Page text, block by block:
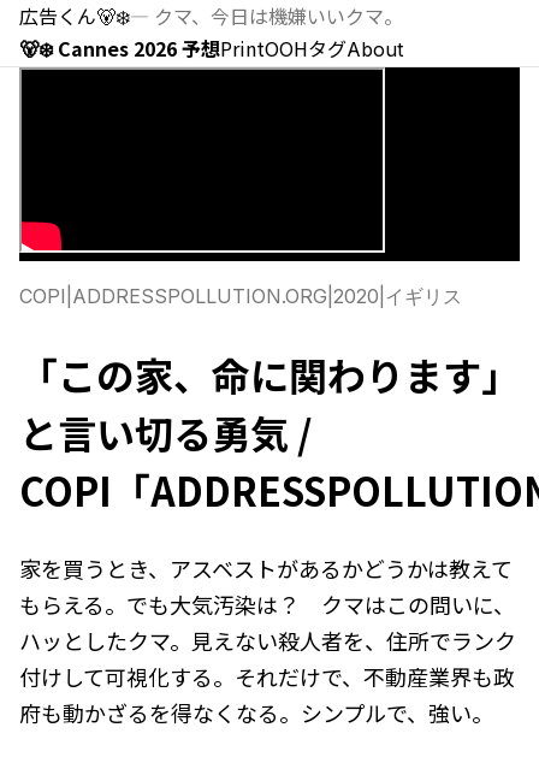
広告くん🐻‍❄️— クマ、今日は機嫌いいクマ。
🐻‍❄️ Cannes 2026 予想PrintOOHタグAbout
COPI ADDRESSPOLLUTION.ORG 2020 イギリス
「この家、命に関わります」
と言い切る勇気 /
COPI「
家を買うとき、アスベストがあるかどうかは教えて
もらえる。でも大気汚染は？ クマはこの問いに、
ハッとしたクマ。見えない殺人者を、住所でランク
付けして可視化する。それだけで、不動産業界も政
府も動かざるを得なくなる。シンプルで、強い。